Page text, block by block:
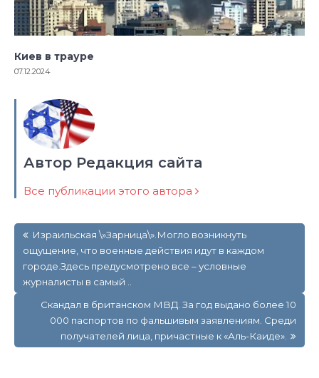
Киев в трауре
07.12.2024
Автор Редакция сайта
Все публикации этого автора
по
записям
Израильская \»Зарница\».Могло возникнуть
ощущение, что военные действия идут в каждом
городе.Здесь предусмотрено все – условные
журналисты в самый ..
Скандал в британском МВД. За год выдано более 10
000 паспортов по фальшивым заявлениям. Среди
получателей лица, причастные к «Аль-Каиде».